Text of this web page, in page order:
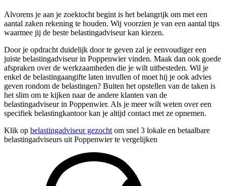
Alvorens je aan je zoektocht begint is het belangrijk om met een
aantal zaken rekening te houden. Wij voorzien je van een aantal tips
waarmee jij de beste belastingadviseur kan kiezen.
Door je opdracht duidelijk door te geven zal je eenvoudiger een
juiste belastingadviseur in Poppenwier vinden. Maak dan ook goede
afspraken over de werkzaamheden die je wilt uitbesteden. Wil je
enkel de belastingaangifte laten invullen of moet hij je ook advies
geven rondom de belastingen? Buiten het opstellen van de taken is
het slim om te kijken naar de andere klanten van de
belastingadviseur in Poppenwier. Als je meer wilt weten over een
specifiek belastingkantoor kan je altijd contact met ze opnemen.
Klik op belastingadviseur gezocht om snel 3 lokale en betaalbare
belastingadviseurs uit Poppenwier te vergelijken